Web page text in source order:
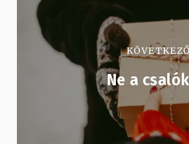
Ne a